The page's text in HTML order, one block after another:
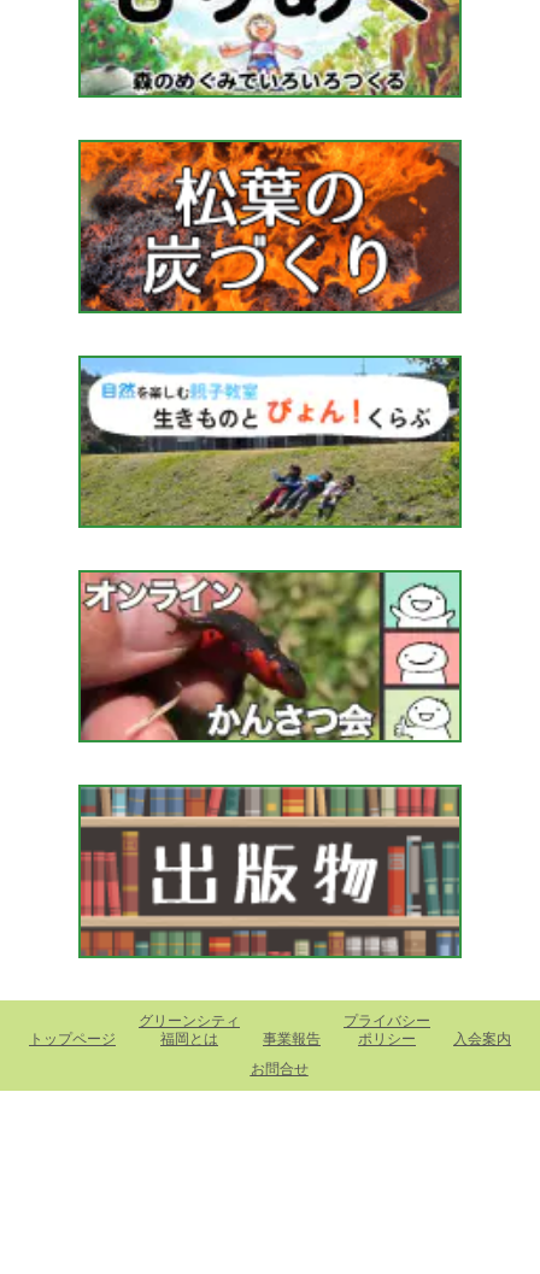
トップページ
グリーンシティ
福岡とは
事業報告
プライバシー
ポリシー
入会案内
お問合せ